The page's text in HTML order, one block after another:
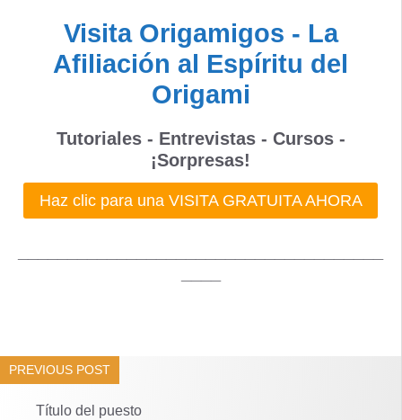
Visita Origamigos - La
Afiliación al Espíritu del
Origami
Tutoriales - Entrevistas - Cursos -
¡Sorpresas!
Haz clic para una VISITA GRATUITA AHORA
PREVIOUS POST
Título del puesto